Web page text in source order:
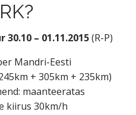
– 01.11.2015(R-P)
Mandri-Eesti
+ 305km + 235km)
maanteeratas
kiirus 30km/h